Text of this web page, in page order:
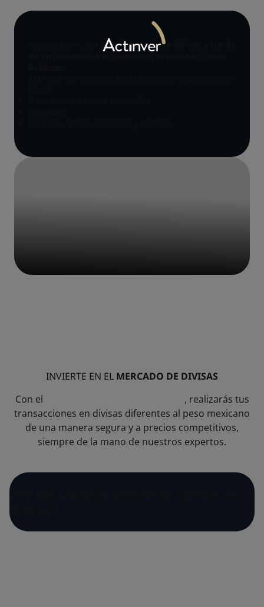
en el mercado de divisas a través
INVIERTE EN EL MERCADO DE DIVISAS
Con el
, realizarás tus
transacciones en divisas diferentes al peso mexicano
de una manera segura y a precios competitivos,
siempre de la mano de nuestros expertos.
¿Por qué utilizar el mercado de cambios de